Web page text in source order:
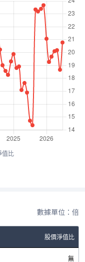
值比
數據單位：倍
股價淨值比
無